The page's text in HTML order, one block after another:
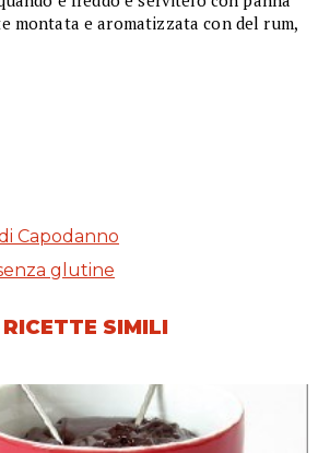
montata e aromatizzata con del rum,
Capodanno
glutine
RICETTE SIMILI